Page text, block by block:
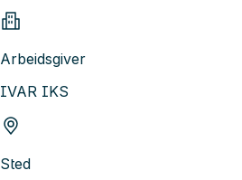
Arbeidsgiver
IVAR IKS
Sted